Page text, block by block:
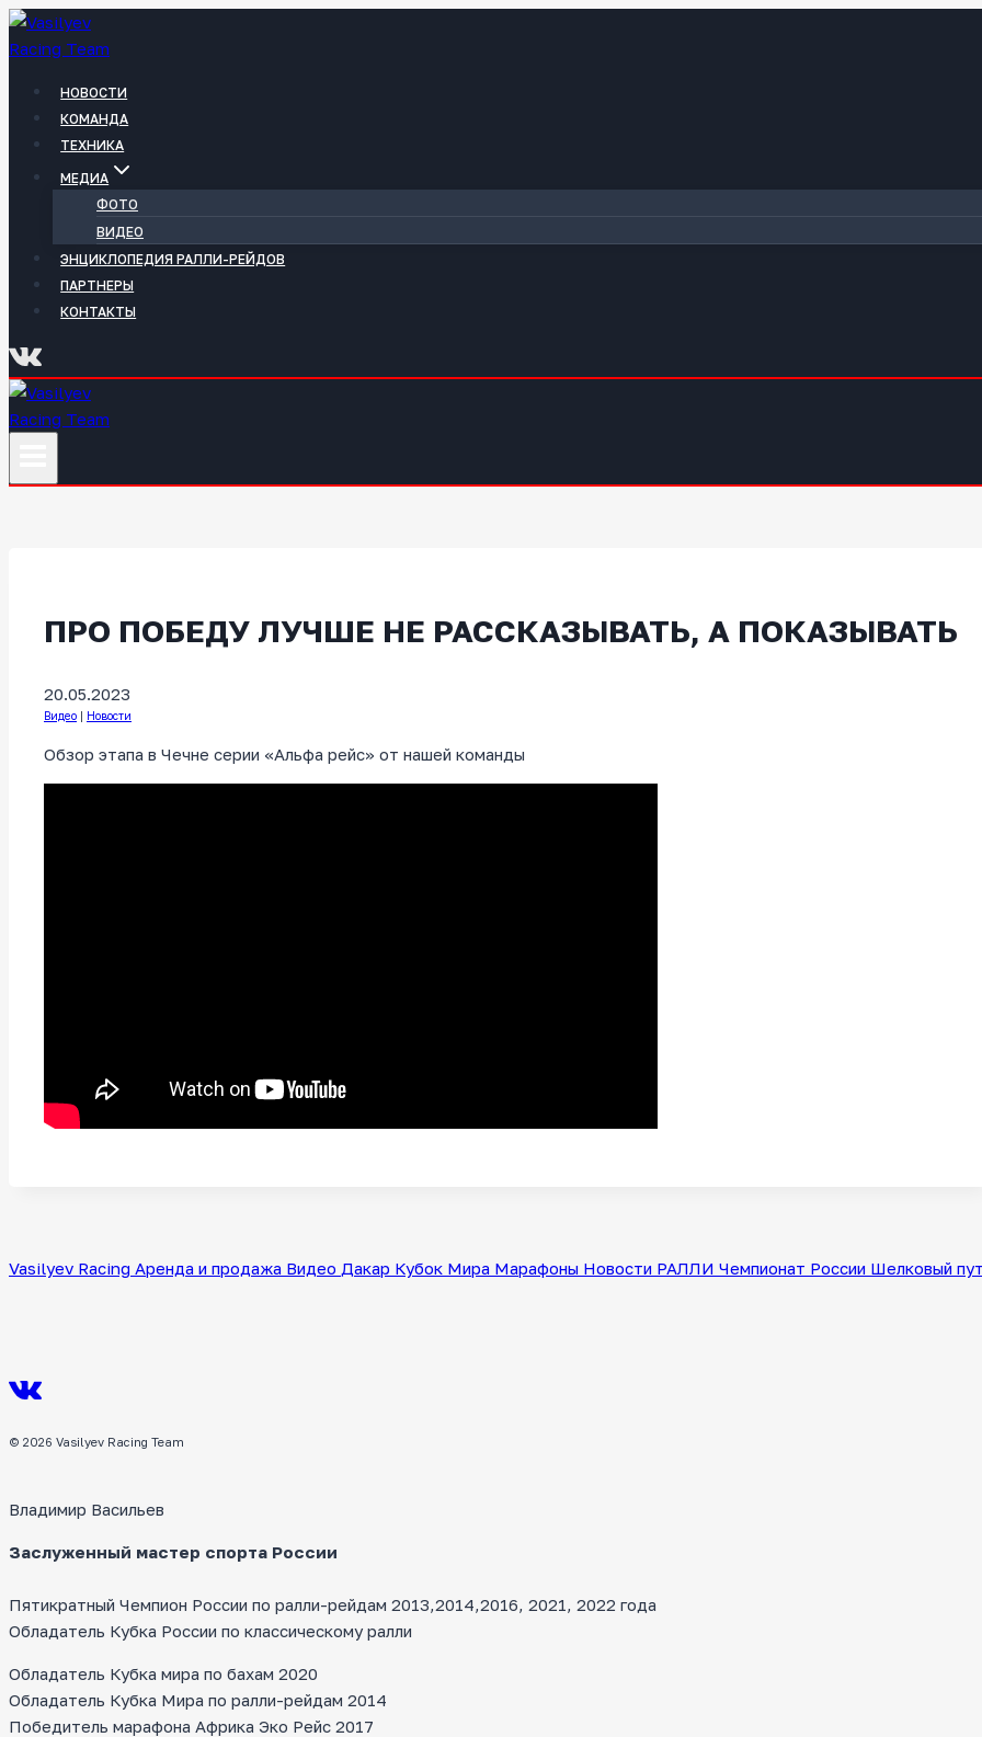
Перейти
к
НОВОСТИ
КОМАНДА
ТЕХНИКА
МЕДИА
ФОТО
ВИДЕО
ЭНЦИКЛОПЕДИЯ РАЛЛИ-РЕЙДОВ
ПАРТНЕРЫ
КОНТАКТЫ
ПРО ПОБЕДУ ЛУЧШЕ НЕ РАССКАЗЫВАТЬ, А ПОКАЗЫВАТЬ
20.05.2023
Видео | Новости
Обзор этапа в Чечне серии «Альфа рейс» от нашей команды
Vasilyev Racing Аренда и продажа Видео Дакар Кубок Мира Марафоны Новости РАЛЛИ Чемпионат России Шелковый
© 2026 Vasilyev Racing Team
Владимир Васильев
Заслуженный мастер спорта России
Пятикратный Чемпион России по ралли-рейдам 2013,2014,2016, 2021, 2022 года
Обладатель Кубка России по классическому ралли
Обладатель Кубка мира по бахам 2020
Обладатель Кубка Мира по ралли-рейдам 2014
Победитель марафона Африка Эко Рейс 2017